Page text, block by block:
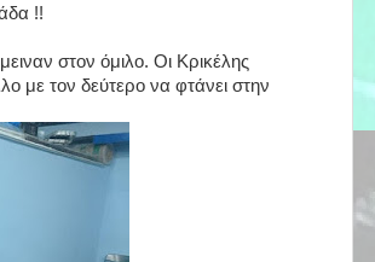
!!
στον όμιλο. Οι Κρικέλης
με τον δεύτερο να φτάνει στην